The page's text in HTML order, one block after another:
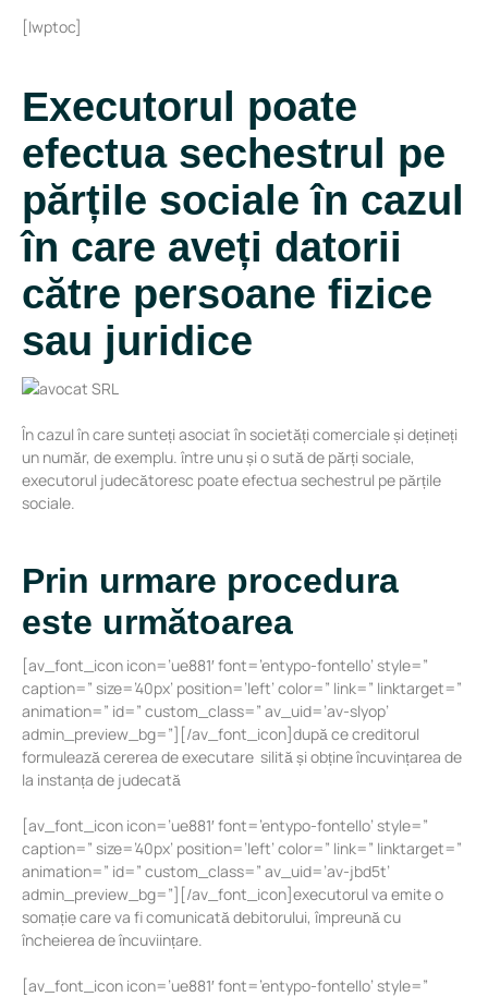
[lwptoc]
Executorul poate
efectua sechestrul pe
părțile sociale în cazul
în care aveți datorii
către persoane fizice
sau juridice
În cazul în care sunteți asociat în societăți comerciale și dețineți
un număr, de exemplu. între unu și o sută de părți sociale,
executorul judecătoresc poate efectua sechestrul pe părțile
sociale.
Prin urmare procedura
este următoarea
[av_font_icon icon=’ue881′ font=’entypo-fontello’ style=”
caption=” size=’40px’ position=’left’ color=” link=” linktarget=”
animation=” id=” custom_class=” av_uid=’av-slyop’
admin_preview_bg=”][/av_font_icon]după ce creditorul
formulează cererea de executare silită și obține încuvințarea de
la instanța de judecată
[av_font_icon icon=’ue881′ font=’entypo-fontello’ style=”
caption=” size=’40px’ position=’left’ color=” link=” linktarget=”
animation=” id=” custom_class=” av_uid=’av-jbd5t’
admin_preview_bg=”][/av_font_icon]executorul va emite o
somație care va fi comunicată debitorului, împreună cu
încheierea de încuviințare.
[av_font_icon icon=’ue881′ font=’entypo-fontello’ style=”